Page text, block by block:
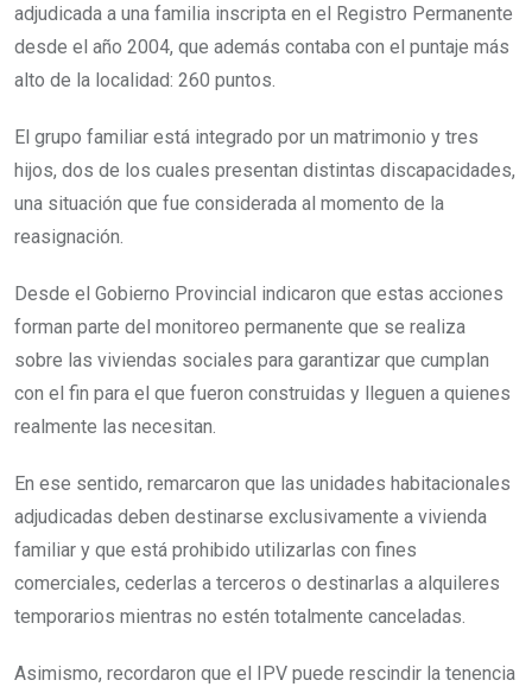
adjudicada a una familia inscripta en el Registro Permanente
desde el año 2004, que además contaba con el puntaje más
alto de la localidad: 260 puntos.
El grupo familiar está integrado por un matrimonio y tres
hijos, dos de los cuales presentan distintas discapacidades,
una situación que fue considerada al momento de la
reasignación.
Desde el Gobierno Provincial indicaron que estas acciones
forman parte del monitoreo permanente que se realiza
sobre las viviendas sociales para garantizar que cumplan
con el fin para el que fueron construidas y lleguen a quienes
realmente las necesitan.
En ese sentido, remarcaron que las unidades habitacionales
adjudicadas deben destinarse exclusivamente a vivienda
familiar y que está prohibido utilizarlas con fines
comerciales, cederlas a terceros o destinarlas a alquileres
temporarios mientras no estén totalmente canceladas.
Asimismo, recordaron que el IPV puede rescindir la tenencia